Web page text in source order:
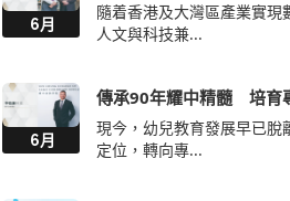
6月
隨着香港及大灣區產業實
人文與科技兼...
6月
傳承90年耀中精髓 培育
現今，幼兒教育發展早已脫
定位，轉向專...